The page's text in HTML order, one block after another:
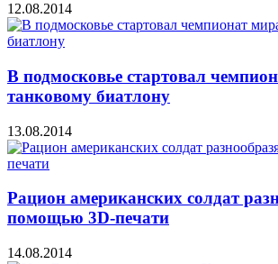
12.08.2014
В подмосковье стартовал
танковому биатлону
13.08.2014
Рацион американских солдат
помощью 3D-печати
14.08.2014